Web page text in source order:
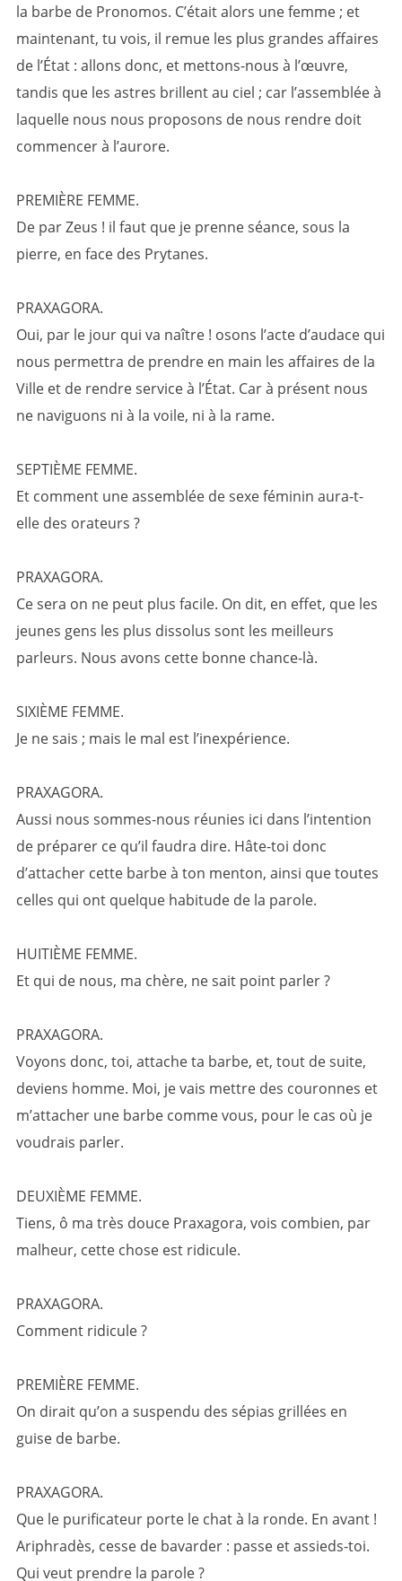
la barbe de Pronomos. C’était alors une femme ; et
maintenant, tu vois, il remue les plus grandes affaires
de l’État : allons donc, et mettons-nous à l’œuvre,
tandis que les astres brillent au ciel ; car l’assemblée à
laquelle nous nous proposons de nous rendre doit
commencer à l’aurore.
PREMIÈRE FEMME.
De par Zeus ! il faut que je prenne séance, sous la
pierre, en face des Prytanes.
PRAXAGORA.
Oui, par le jour qui va naître ! osons l’acte d’audace qui
nous permettra de prendre en main les affaires de la
Ville et de rendre service à l’État. Car à présent nous
ne naviguons ni à la voile, ni à la rame.
SEPTIÈME FEMME.
Et comment une assemblée de sexe féminin aura-t-
elle des orateurs ?
PRAXAGORA.
Ce sera on ne peut plus facile. On dit, en effet, que les
jeunes gens les plus dissolus sont les meilleurs
parleurs. Nous avons cette bonne chance-là.
SIXIÈME FEMME.
Je ne sais ; mais le mal est l’inexpérience.
PRAXAGORA.
Aussi nous sommes-nous réunies ici dans l’intention
de préparer ce qu’il faudra dire. Hâte-toi donc
d’attacher cette barbe à ton menton, ainsi que toutes
celles qui ont quelque habitude de la parole.
HUITIÈME FEMME.
Et qui de nous, ma chère, ne sait point parler ?
PRAXAGORA.
Voyons donc, toi, attache ta barbe, et, tout de suite,
deviens homme. Moi, je vais mettre des couronnes et
m’attacher une barbe comme vous, pour le cas où je
voudrais parler.
DEUXIÈME FEMME.
Tiens, ô ma très douce Praxagora, vois combien, par
malheur, cette chose est ridicule.
PRAXAGORA.
Comment ridicule ?
PREMIÈRE FEMME.
On dirait qu’on a suspendu des sépias grillées en
guise de barbe.
PRAXAGORA.
Que le purificateur porte le chat à la ronde. En avant !
Ariphradès, cesse de bavarder : passe et assieds-toi.
Qui veut prendre la parole ?